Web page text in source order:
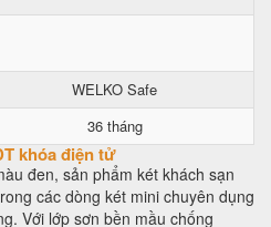
WELKO Safe
36 tháng
khóa điện tử
đen, sản phẩm két khách sạn
các dòng két mini chuyên dụng
Với lớp sơn bền mầu chống